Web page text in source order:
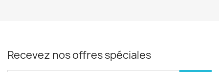
Recevez nos offres spéciales